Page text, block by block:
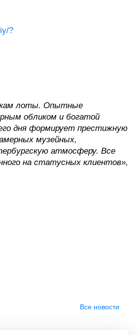
?
лоты. Опытные
обликом и богатой
дня формирует престижную
музейных,
атмосферу. Все
на статусных клиентов»,
Все новости